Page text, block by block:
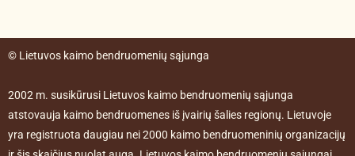
© Lietuvos kaimo bendruomenių sąjunga
2002 m. susikūrusi Lietuvos kaimo bendruomenių sąjunga
atstovauja kaimo bendruomenes iš įvairių šalies regionų. Lietuvoje
yra registruota daugiau nei 2000 kaimo bendruomeninių organizacijų